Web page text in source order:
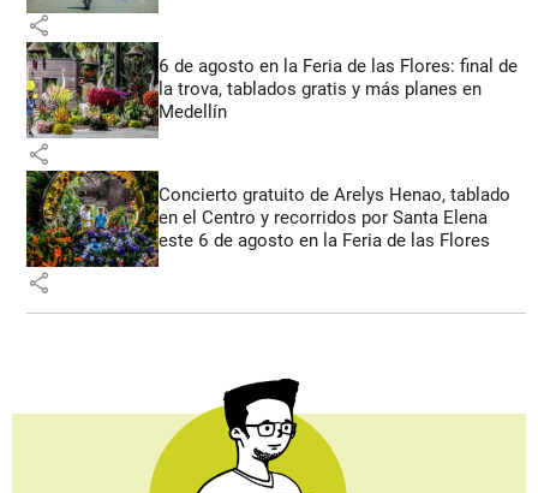
share
6 de agosto en la Feria de las Flores: final de
la trova, tablados gratis y más planes en
Medellín
share
Concierto gratuito de Arelys Henao, tablado
en el Centro y recorridos por Santa Elena
este 6 de agosto en la Feria de las Flores
share